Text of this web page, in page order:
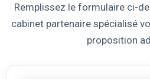
Remplissez le formulaire ci-
cabinet partenaire spécialisé
proposition